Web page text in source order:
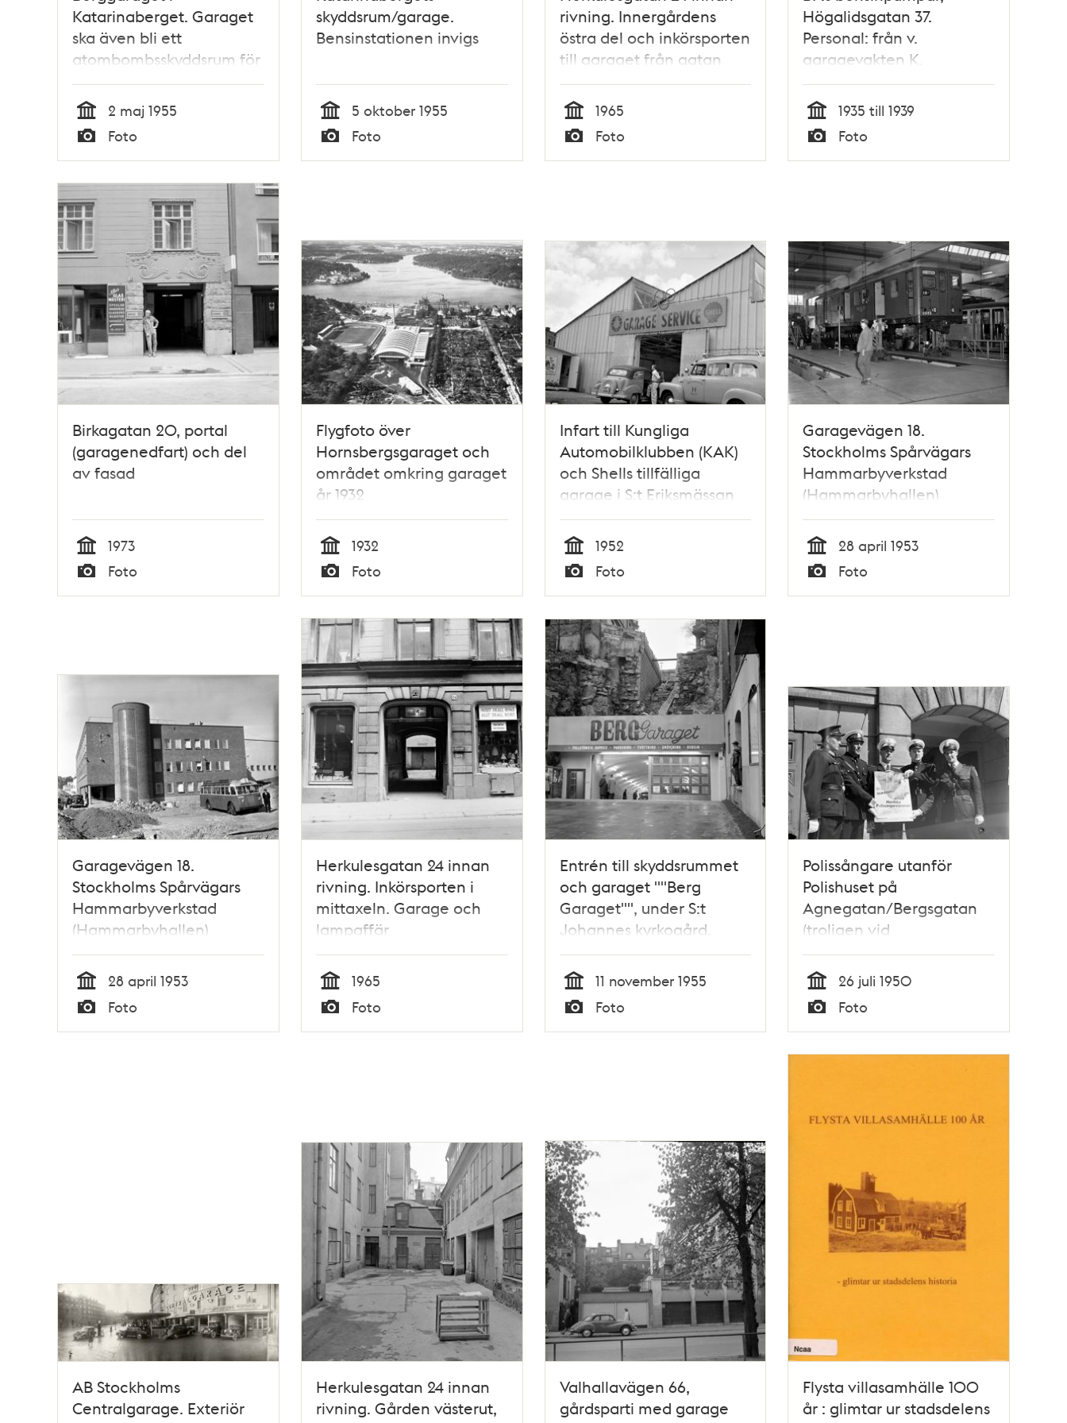
Katarinaberget. Garaget
ska även bli ett
atombombsskyddsrum för
20,000 människor
Tid
2 maj 1955
Typ
Foto
skyddsrum/garage.
Bensinstationen invigs
Tid
5 oktober 1955
Typ
Foto
rivning. Innergårdens
östra del och inkörsporten
till garaget från gatan
Tid
1965
Typ
Foto
Högalidsgatan 37.
Personal: från v.
garagevakten K.
Ringkvist, extra
garagevakten Agne
Söderberg,
garageföreståndaren
Otto Söderberg och
Tid
1935 till 1939
Typ
Foto
Birkagatan 20, portal
(garagenedfart) och del
av fasad
Tid
1973
Typ
Foto
Flygfoto över
Hornsbergsgaraget och
området omkring garaget
år 1932
Tid
1932
Typ
Foto
Infart till Kungliga
Automobilklubben (KAK)
och Shells tillfälliga
garage i S:t Eriksmässan
vid Starrbäcksplan.
Tid
1952
Typ
Foto
Garagevägen 18.
Stockholms Spårvägars
Hammarbyverkstad
(Hammarbyhallen)
Tid
28 april 1953
Typ
Foto
Garagevägen 18.
Stockholms Spårvägars
Hammarbyverkstad
(Hammarbyhallen)
Tid
28 april 1953
Foto
Herkulesgatan 24 innan
rivning. Inkörsporten i
mittaxeln. Garage och
lampaffär
Tid
1965
Foto
Entrén till skyddsrummet
och garaget ""Berg
Garaget"", under S:t
Johannes kyrkogård.
Fotograferat i samband
med att det invigdes av
""motorprinsen"", Prins
Bertil
Tid
11 november 1955
Foto
Polissångare utanför
Polishuset på
Agnegatan/Bergsgatan
(troligen vid
garagelängan)
Tid
26 juli 1950
Foto
AB Stockholms
Centralgarage. Exteriör
Herkulesgatan 24 innan
rivning. Gården västerut,
Valhallavägen 66,
gårdsparti med garage
Flysta villasamhälle 100
år : glimtar ur stadsdelens